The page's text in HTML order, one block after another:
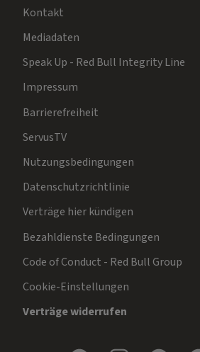
Kontakt
Mediadaten
Speak Up - Red Bull Integrity Line
Impressum
Barrierefreiheit
ServusTV
Nutzungsbedingungen
Datenschutzrichtlinie
Verträge hier kündigen
Bezahldienste Bedingungen
Code of Conduct - Red Bull Group
Cookie-Einstellungen
Verträge widerrufen